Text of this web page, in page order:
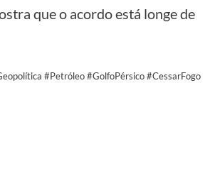
que o acordo está longe de
#Petróleo #GolfoPérsico #CessarFogo